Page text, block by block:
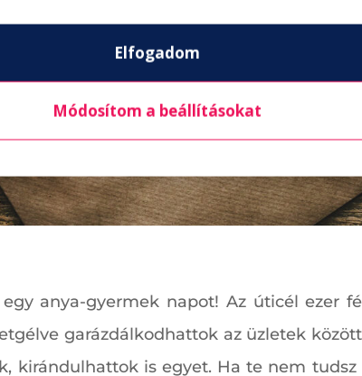
anya-gyermek napot! Az úticél ezer
garázdálkodhattok az üzletek
kirándulhattok is egyet. Ha te nem
Elfogadom
Módosítom a beállításokat